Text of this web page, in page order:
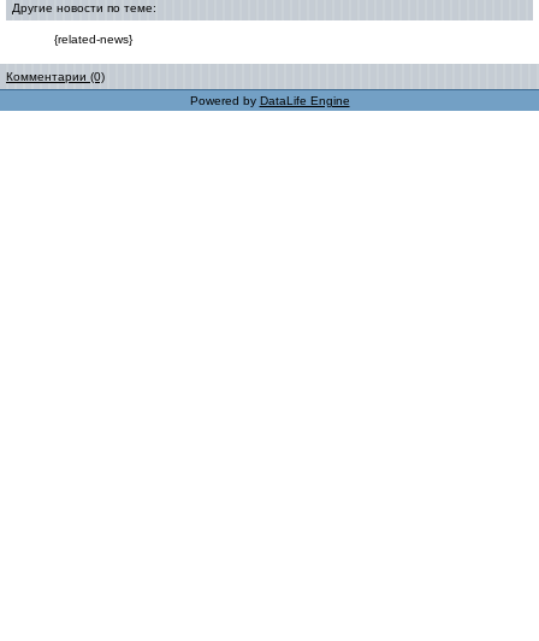
Другие новости по теме:
{related-news}
Комментарии (0)
Powered by DataLife Engine